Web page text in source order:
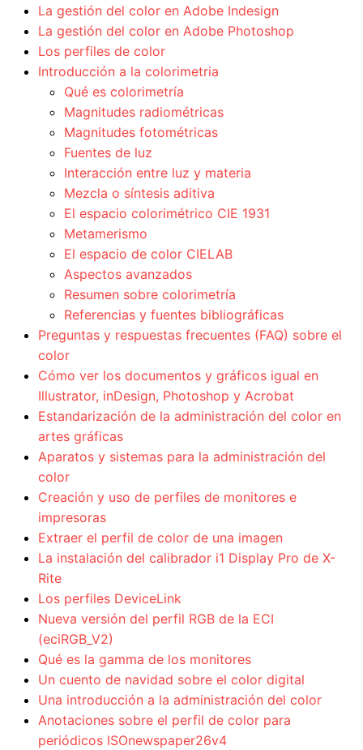
La gestión del color en Adobe Indesign
La gestión del color en Adobe Photoshop
Los perfiles de color
Introducción a la colorimetria
Qué es colorimetría
Magnitudes radiométricas
Magnitudes fotométricas
Fuentes de luz
Interacción entre luz y materia
Mezcla o síntesis aditiva
El espacio colorimétrico CIE 1931
Metamerismo
El espacio de color CIELAB
Aspectos avanzados
Resumen sobre colorimetría
Referencias y fuentes bibliográficas
Preguntas y respuestas frecuentes (FAQ) sobre el
color
Cómo ver los documentos y gráficos igual en
Illustrator, inDesign, Photoshop y Acrobat
Estandarización de la administración del color en
artes gráficas
Aparatos y sistemas para la administración del
color
Creación y uso de perfiles de monitores e
impresoras
Extraer el perfil de color de una imagen
La instalación del calibrador i1 Display Pro de X-
Rite
Los perfiles DeviceLink
Nueva versión del perfil RGB de la ECI
(eciRGB_V2)
Qué es la gamma de los monitores
Un cuento de navidad sobre el color digital
Una introducción a la administración del color
Anotaciones sobre el perfil de color para
periódicos ISOnewspaper26v4